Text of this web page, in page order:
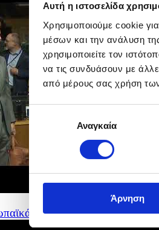
Αυτή η ιστοσελίδα
Χρησιμοποιούμε cookie
μέσων και την ανάλυση
χρησιμοποιείτε τον
να τις συνδυάσουν με
από μέρους σας χρήση
Επιλογή
συγκατάθεσηςΑναγκαία
Άρνηση
Θέματα - Συμβούλιο